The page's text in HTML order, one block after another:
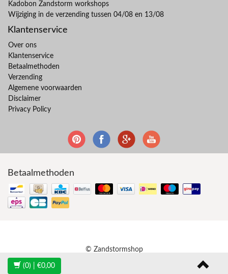
Kadobon Zandstorm workshops
Wijziging in de verzending tussen 04/08 en 13/08
Klantenservice
Over ons
Klantenservice
Betaalmethoden
Verzending
Algemene voorwaarden
Disclaimer
Privacy Policy
Betaalmethoden
© Zandstormshop
(0) | €0,00